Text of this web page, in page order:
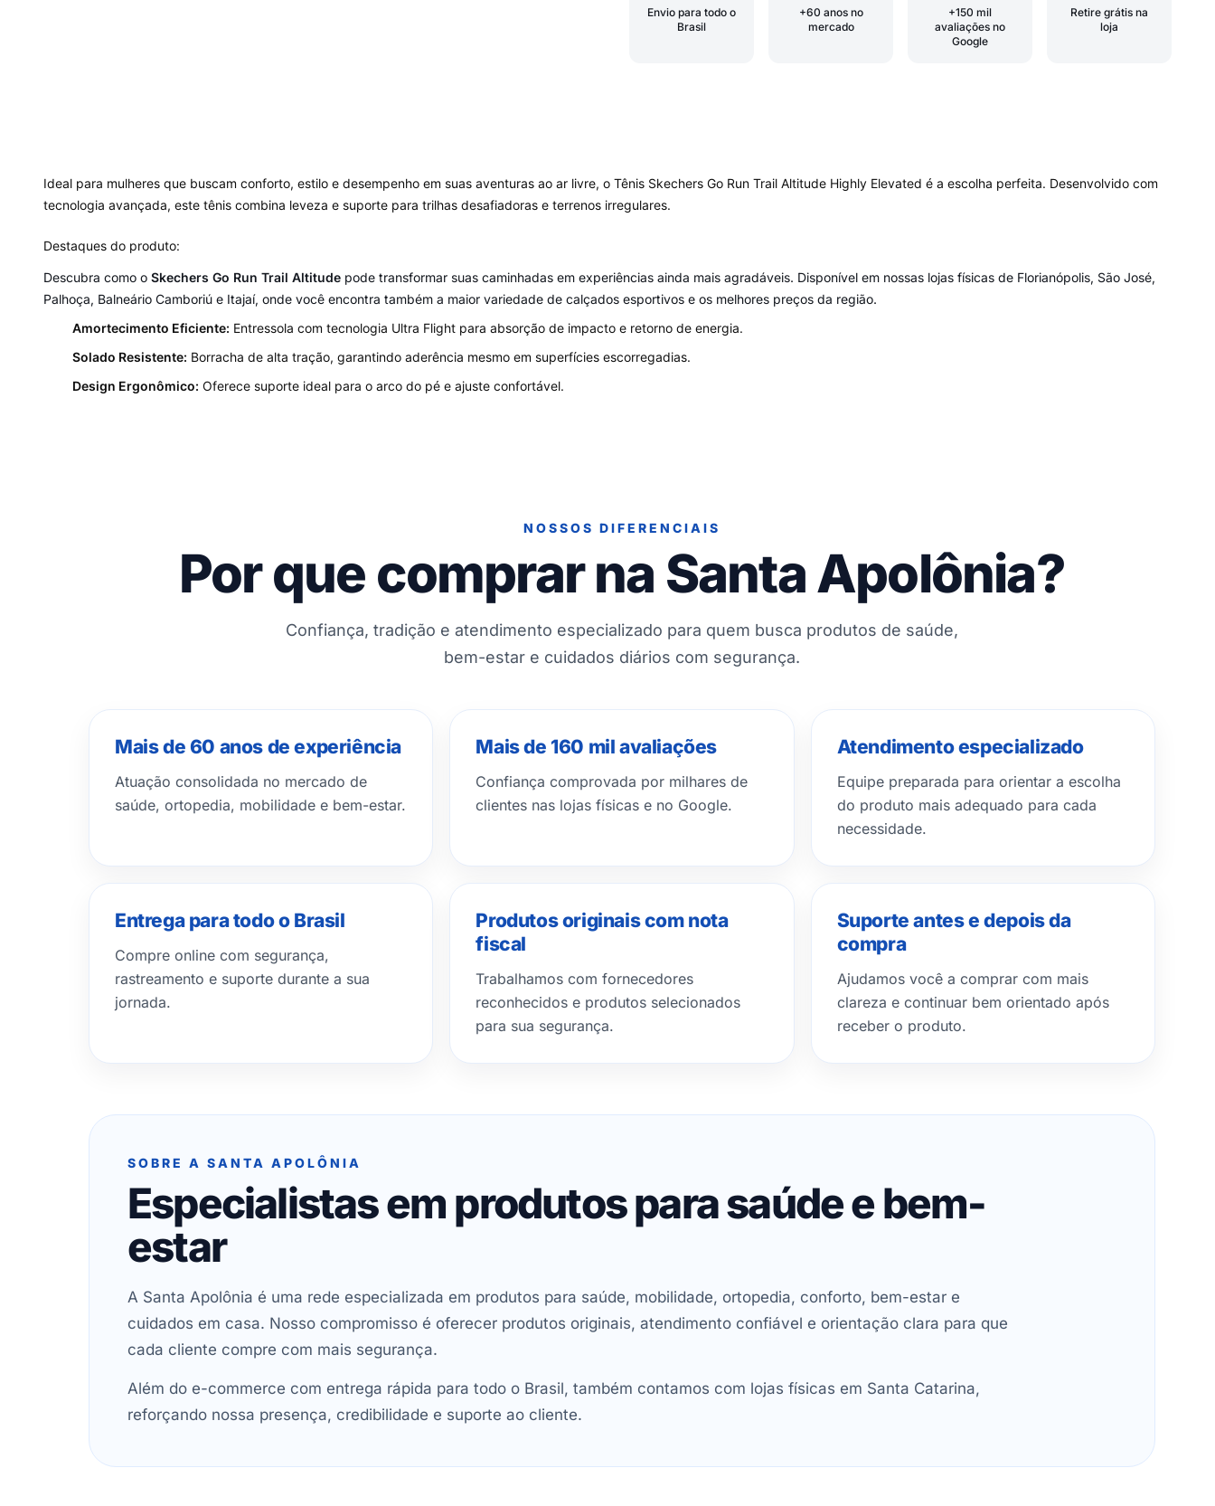
Envio para todo o
Brasil
+60 anos no
mercado
+150 mil
avaliações no
Google
Retire grátis na
loja
Ideal para mulheres que buscam conforto, estilo e desempenho em suas aventuras ao ar livre, o Tênis Skechers Go Run Trail Altitude Highly Elevated é a escolha perfeita. Desenvolvido com
tecnologia avançada, este tênis combina leveza e suporte para trilhas desafiadoras e terrenos irregulares.
Destaques do produto:
Descubra como o Skechers Go Run Trail Altitude pode transformar suas caminhadas em experiências ainda mais agradáveis. Disponível em nossas lojas físicas de Florianópolis, São José,
Palhoça, Balneário Camboriú e Itajaí, onde você encontra também a maior variedade de calçados esportivos e os melhores preços da região.
Amortecimento Eficiente: Entressola com tecnologia Ultra Flight para absorção de impacto e retorno de energia.
Solado Resistente: Borracha de alta tração, garantindo aderência mesmo em superfícies escorregadias.
Design Ergonômico: Oferece suporte ideal para o arco do pé e ajuste confortável.
NOSSOS DIFERENCIAIS
Por que comprar na Santa Apolônia?
Confiança, tradição e atendimento especializado para quem busca produtos de saúde,
bem-estar e cuidados diários com segurança.
Mais de 60 anos de experiência
Atuação consolidada no mercado de
saúde, ortopedia, mobilidade e bem-estar.
Mais de 160 mil avaliações
Confiança comprovada por milhares de
clientes nas lojas físicas e no Google.
Atendimento especializado
Equipe preparada para orientar a escolha
do produto mais adequado para cada
necessidade.
Entrega para todo o Brasil
Compre online com segurança,
rastreamento e suporte durante a sua
jornada.
Produtos originais com nota
fiscal
Trabalhamos com fornecedores
reconhecidos e produtos selecionados
para sua segurança.
Suporte antes e depois da
compra
Ajudamos você a comprar com mais
clareza e continuar bem orientado após
receber o produto.
SOBRE A SANTA APOLÔNIA
Especialistas em produtos para saúde e bem-
estar
A Santa Apolônia é uma rede especializada em produtos para saúde, mobilidade, ortopedia, conforto, bem-estar e
cuidados em casa. Nosso compromisso é oferecer produtos originais, atendimento confiável e orientação clara para que
cada cliente compre com mais segurança.
Além do e-commerce com entrega rápida para todo o Brasil, também contamos com lojas físicas em Santa Catarina,
reforçando nossa presença, credibilidade e suporte ao cliente.